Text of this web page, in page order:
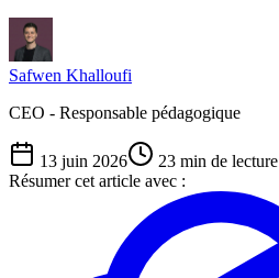
Safwen Khalloufi
CEO - Responsable pédagogique
13 juin 2026 23 min de lecture
Résumer cet article avec :